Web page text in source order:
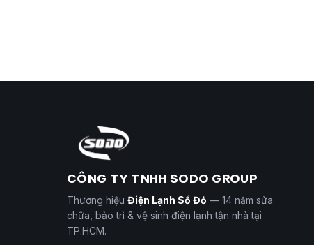
CÔNG TY TNHH SODO GROUP
Thương hiệu Điện Lạnh Số Đỏ — 14 năm sửa
chữa, bảo trì & vệ sinh điện lạnh tận nhà tại
TP.HCM.